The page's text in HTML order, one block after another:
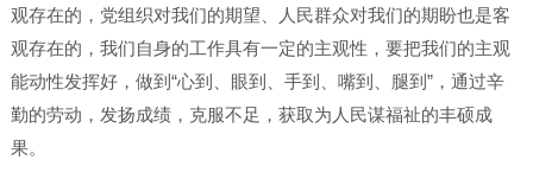
观存在的，党组织对我们的期望、人民群众对我们的期盼也是客
观存在的，我们自身的工作具有一定的主观性，要把我们的主观
能动性发挥好，做到“心到、眼到、手到、嘴到、腿到”，通过辛
勤的劳动，发扬成绩，克服不足，获取为人民谋福祉的丰硕成
果。